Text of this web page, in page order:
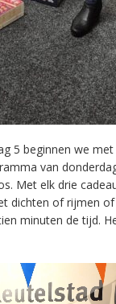
5 beginnen we
van
Met elk drie
dichten of rijmen
minuten de tijd.